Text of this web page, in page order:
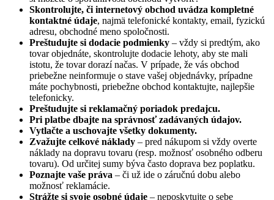
Skontrolujte, či internetový obchod uvádza kompletné
kontaktné údaje, najmä telefonické kontakty, email, fyzickú
adresu, obchodné meno spoločnosti.
Preštudujte si dodacie podmienky – vždy si predtým, ako
tovar objednáte, skontrolujte dodacie lehoty, aby ste mali
istotu, že tovar dorazí načas. V prípade, že vás obchod
priebežne neinformuje o stave vašej objednávky, prípadne
máte pochybnosti, priebežne obchod kontaktujte, najlepšie
telefonicky.
Preštudujte si reklamačný poriadok predajcu.
Pri platbe dbajte na správnosť zadávaných údajov.
Vytlačte a uschovajte všetky dokumenty.
Zvažujte celkové náklady – pred nákupom si vždy overte
náklady na dopravu tovaru (resp. možnosť osobného odberu
tovaru). Od určitej sumy býva často doprava bez poplatku.
Poznajte vaše práva – či už ide o záručnú dobu alebo
možnosť reklamácie.
Strážte si svoje osobné údaje – neposkytujte o sebe